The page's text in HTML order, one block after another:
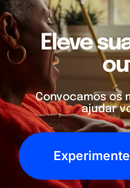
Eleve
Convocamos os
ajudar